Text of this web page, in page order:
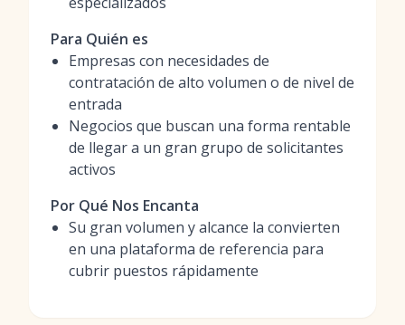
Para Quién es
Empresas con necesidades de
contratación de alto volumen o de nivel de
entrada
Negocios que buscan una forma rentable
de llegar a un gran grupo de solicitantes
activos
Por Qué Nos Encanta
Su gran volumen y alcance la convierten
en una plataforma de referencia para
cubrir puestos rápidamente